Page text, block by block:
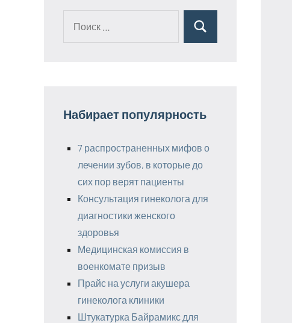
Поиск
Набирает популярность
7 распространенных мифов о
лечении зубов, в которые до
сих пор верят пациенты
Консультация гинеколога для
диагностики женского
здоровья
Медицинская комиссия в
военкомате призыв
Прайс на услуги акушера
гинеколога клиники
Штукатурка Байрамикс для